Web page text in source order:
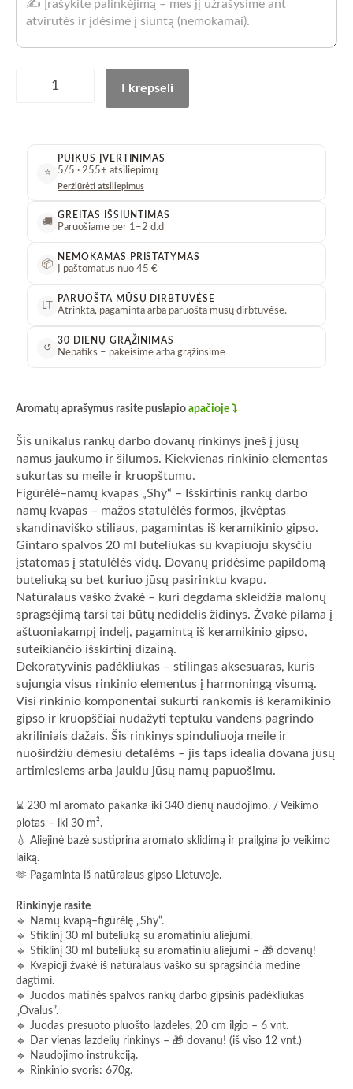
Figūrėlė
buteliukai
aromatu
lazdelių
komplektai!
I krepseli
⭐
PUIKUS ĮVERTINIMAS
5/5 · 255+ atsiliepimų
Peržiūrėti atsiliepimus
🚚
GREITAS IŠSIUNTIMAS
Paruošiame per 1–2 d.d
📦
NEMOKAMAS PRISTATYMAS
Į paštomatus nuo 45 €
LT
PARUOŠTA MŪSŲ DIRBTUVĖSE
Atrinkta, pagaminta arba paruošta mūsų dirbtuvėse.
↺
30 DIENŲ GRĄŽINIMAS
Nepatiks – pakeisime arba grąžinsime
Aromatų aprašymus rasite puslapio apačioje ⤵️
Šis unikalus rankų darbo dovanų rinkinys įneš į jūsų
namus jaukumo ir šilumos. Kiekvienas rinkinio elementas
sukurtas su meile ir kruopštumu.
Figūrėlė–namų kvapas „Shy“ – Išskirtinis rankų darbo
namų kvapas – mažos statulėlės formos, įkvėptas
skandinaviško stiliaus, pagamintas iš keramikinio gipso.
Gintaro spalvos 20 ml buteliukas su kvapiuoju skysčiu
įstatomas į statulėlės vidų. Dovanų pridėsime papildomą
buteliuką su bet kuriuo jūsų pasirinktu kvapu.
Natūralaus vaško žvakė – kuri degdama skleidžia malonų
spragsėjimą tarsi tai būtų nedidelis židinys. Žvakė pilama į
aštuoniakampį indelį, pagamintą iš keramikinio gipso,
suteikiančio išskirtinį dizainą.
Dekoratyvinis padėkliukas – stilingas aksesuaras, kuris
sujungia visus rinkinio elementus į harmoningą visumą.
Visi rinkinio komponentai sukurti rankomis iš keramikinio
gipso ir kruopščiai nudažyti teptuku vandens pagrindo
akriliniais dažais. Šis rinkinys spinduliuoja meile ir
nuoširdžiu dėmesiu detalėms – jis taps idealia dovana jūsų
artimiesiems arba jaukiu jūsų namų papuošimu.
⌛ 230 ml aromato pakanka iki 340 dienų naudojimo. / Veikimo
plotas – iki 30 m².
💧 Aliejinė bazė sustiprina aromato sklidimą ir prailgina jo veikimo
laiką.
🫶 Pagaminta iš natūralaus gipso Lietuvoje.
Rinkinyje rasite
🔹 Namų kvapą–figūrėlę „Shy“.
🔹 Stiklinį 30 ml buteliuką su aromatiniu aliejumi.
🔹 Stiklinį 30 ml buteliuką su aromatiniu aliejumi – 🎁 dovanų!
🔹 Kvapioji žvakė iš natūralaus vaško su spragsinčia medine
dagtimi.
🔹 Juodos matinės spalvos rankų darbo gipsinis padėkliukas
„Ovalus”.
🔹 Juodas presuoto pluošto lazdeles, 20 cm ilgio – 6 vnt.
🔹 Dar vienas lazdelių rinkinys – 🎁 dovanų! (iš viso 12 vnt.)
🔹 Naudojimo instrukciją.
🔹 Rinkinio svoris: 670g.